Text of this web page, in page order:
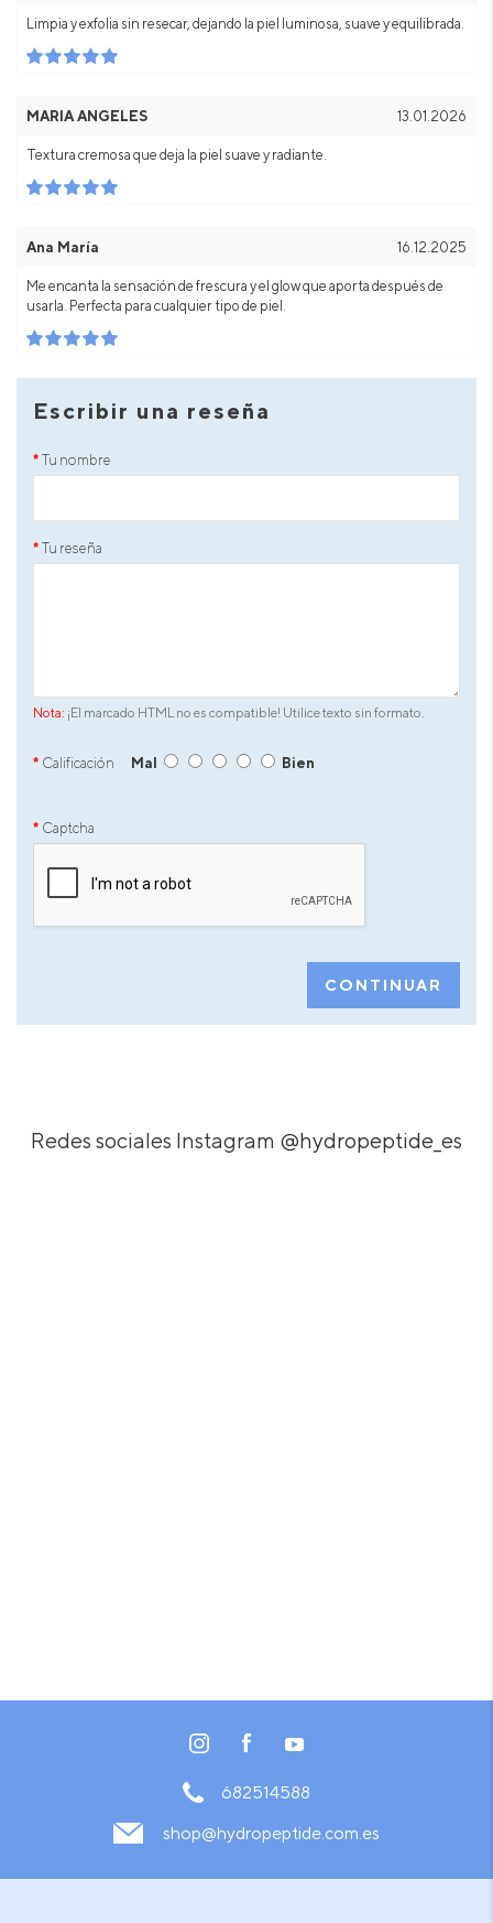
Limpia y exfolia sin resecar, dejando la piel luminosa, suave y equilibrada.
MARIA ANGELES 13.01.2026
Textura cremosa que deja la piel suave y radiante.
Ana María 16.12.2025
Me encanta la sensación de frescura y el glow que aporta después de
usarla. Perfecta para cualquier tipo de piel.
Escribir una reseña
Tu nombre
Tu reseña
Nota: ¡El marcado HTML no es compatible! Utilice texto sin formato.
Calificación Mal Bien
Captcha
CONTINUAR
Redes sociales Instagram @hydropeptide_es
682514588
shop@hydropeptide.com.es